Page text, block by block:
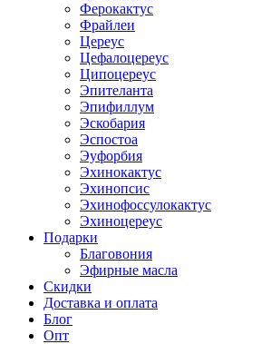
Ферокактус
Фрайлеи
Цереус
Цефалоцереус
Ципоцереус
Эпителанта
Эпифиллум
Эскобария
Эспостоа
Эуфорбия
Эхинокактус
Эхинопсис
Эхинофоссулокактус
Эхиноцереус
Подарки
Благовония
Эфирные масла
Скидки
Доставка и оплата
Блог
Опт